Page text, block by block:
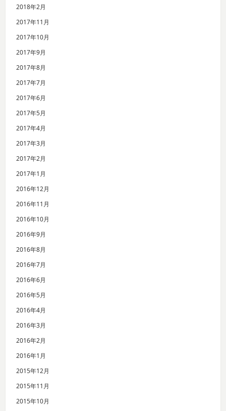
2018年2月
2017年11月
2017年10月
2017年9月
2017年8月
2017年7月
2017年6月
2017年5月
2017年4月
2017年3月
2017年2月
2017年1月
2016年12月
2016年11月
2016年10月
2016年9月
2016年8月
2016年7月
2016年6月
2016年5月
2016年4月
2016年3月
2016年2月
2016年1月
2015年12月
2015年11月
2015年10月